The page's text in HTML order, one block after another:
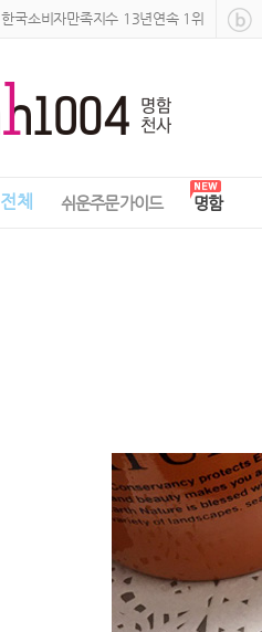
한국소비자만족지수 13년연속 1위
전체 쉬운주문가이드 명함